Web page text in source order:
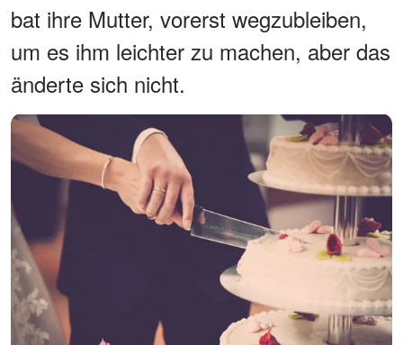
bat ihre Mutter, vorerst wegzubleiben,
um es ihm leichter zu machen, aber das
änderte sich nicht.